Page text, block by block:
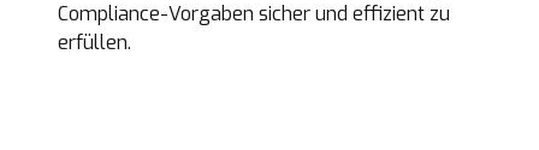
Compliance-Vorgaben sicher und effizient zu
erfüllen.